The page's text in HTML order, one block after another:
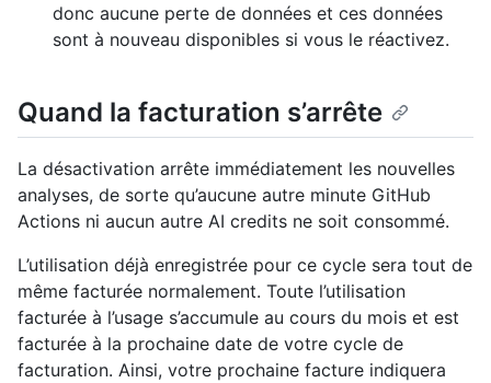
donc aucune perte de données et ces données
sont à nouveau disponibles si vous le réactivez.
Quand la facturation s’arrête
La désactivation arrête immédiatement les nouvelles
analyses, de sorte qu’aucune autre minute GitHub
Actions ni aucun autre AI credits ne soit consommé.
L’utilisation déjà enregistrée pour ce cycle sera tout de
même facturée normalement. Toute l’utilisation
facturée à l’usage s’accumule au cours du mois et est
facturée à la prochaine date de votre cycle de
facturation. Ainsi, votre prochaine facture indiquera